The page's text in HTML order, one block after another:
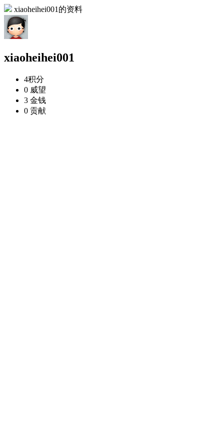
xiaoheihei001的资料
xiaoheihei001
4积分
0 威望
3 金钱
0 贡献